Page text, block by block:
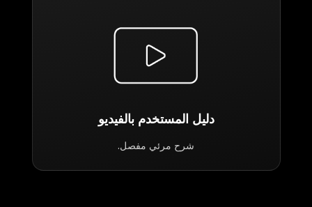
دليل المستخدم بالفيديو
شرح مرئي مفصل.